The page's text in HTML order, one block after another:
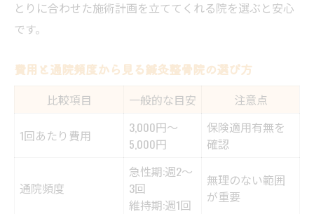
とりに合わせた施術計画を立ててくれる院を選ぶと安心
です。
費用と通院頻度から見る鍼灸整骨院の選び方
比較項目 一般的な目安 注意点
1回あたり費用
3,000円～
5,000円
保険適用有無を
確認
通院頻度
急性期:週2～
3回
維持期:週1回
無理のない範囲
が重要